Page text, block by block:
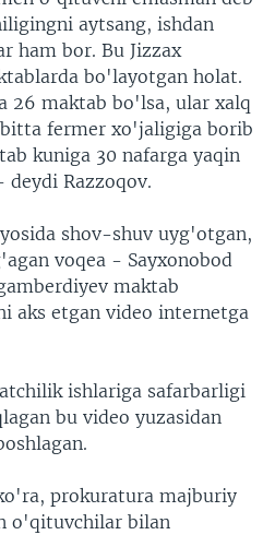
aytsang, ishdan
ham bor. Bu Jizzax
bo'layotgan holat.
26 maktab bo'lsa, ular xalq
fermer xo'jaligiga borib
kuniga 30 nafarga yaqin
Razzoqov.
shov-shuv uyg'otgan,
voqea - Sayxonobod
maktab
aks etgan video internetga
ishlariga safarbarligi
bu video yuzasidan
prokuratura majburiy
o'qituvchilar bilan